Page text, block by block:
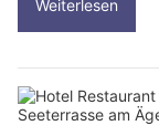
Weiterlesen